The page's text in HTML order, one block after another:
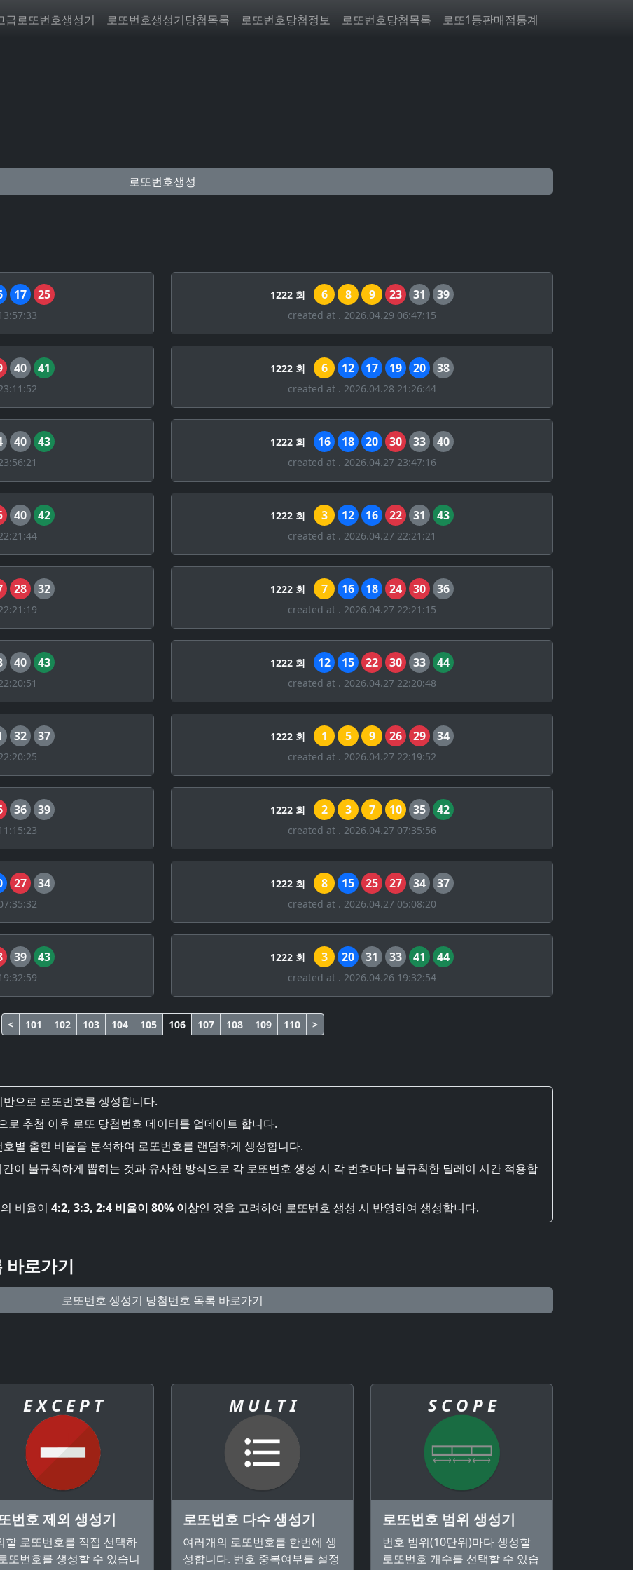
급로또번호생성기 로또번호생성기당첨목록 로또번호당첨정보 로또번호당첨목록 로또1등판매점통계
로또번호생성
17 25 1222 회 6 8 9 23 31 39
created at . 2026.04.29 06:47:15
40 41 1222 회 6 12 17 19 20 38
created at . 2026.04.28 21:26:44
40 43 1222 회 16 18 20 30 33 40
created at . 2026.04.27 23:47:16
40 42 1222 회 3 12 16 22 31 43
created at . 2026.04.27 22:21:21
28 32 1222 회 7 16 18 24 30 36
created at . 2026.04.27 22:21:15
40 43 1222 회 12 15 22 30 33 44
created at . 2026.04.27 22:20:48
32 37 1222 회 1 5 9 26 29 34
created at . 2026.04.27 22:19:52
36 39 1222 회 2 3 7 10 35 42
created at . 2026.04.27 07:35:56
27 34 1222 회 8 15 25 27 34 37
created at . 2026.04.27 05:08:20
39 43 1222 회 3 20 31 33 41 44
created at . 2026.04.26 19:32:54
< 101 102 103 104 105 106 107 108 109 110 >
으로 로또번호를 생성합니다.
추첨 이후 로또 당첨번호 데이터를 업데이트 합니다.
별 출현 비율을 분석하여 로또번호를 랜덤하게 생성합니다.
이 불규칙하게 뽑히는 것과 유사한 방식으로 각 로또번호 생성 시 각 번호마다 불규칙한 딜레이 시간 적용합
비율이 4:2, 3:3, 2:4 비율이 80% 이상인 것을 고려하여 로또번호 생성 시 반영하여 생성합니다.
바로가기
로또번호 생성기 당첨번호 목록 바로가기
E X C E P T
번호 제외 생성기
할 로또번호를 직접 선택하
또번호를 생성할 수 있습니
M U L T I
로또번호 다수 생성기
여러개의 로또번호를 한번에 생
성합니다. 번호 중복여부를 설정
S C O P E
로또번호 범위 생성기
번호 범위(10단위)마다 생성할
로또번호 개수를 선택할 수 있습